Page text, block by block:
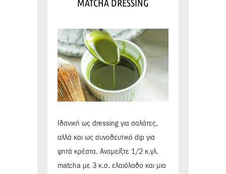
MATCHA DRESSING
Ιδανική ως dressing για σαλάτες,
αλλά και ως συνοδευτικό dip για
ψητά κρέατα. Αναμείξτε 1/2 κ.γλ.
matcha με 3 κ.σ. ελαιόλαδο και μια